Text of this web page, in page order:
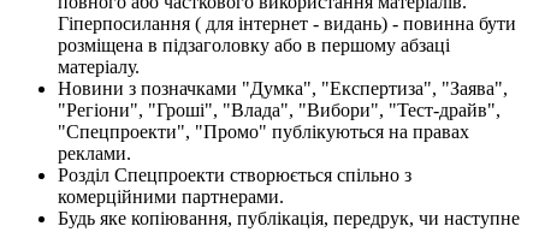
Гіперпосилання ( для інтернет - видань) - повинна бути
розміщена в підзаголовку або в першому абзаці
матеріалу.
Новини з позначками "Думка", "Експертиза", "Заява",
"Регіони", "Гроші", "Влада", "Вибори", "Тест-драйв",
"Спецпроекти", "Промо" публікуються на правах
реклами.
Розділ Спецпроекти створюється спільно з
комерційними партнерами.
Будь яке копіювання, публікація, передрук, чи наступне